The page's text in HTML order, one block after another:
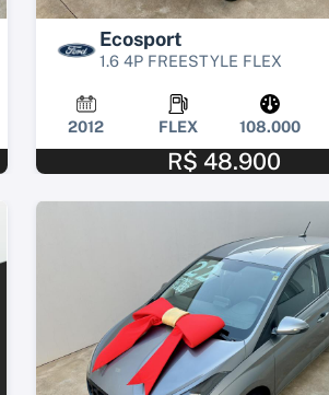
Ecosport
1.6 4P FREESTYLE FLEX
2012 FLEX 108.000
R$ 48.900